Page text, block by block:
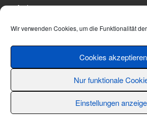
Wir verwenden Cookies, um die Funktionalität
Cookies akzeptieren
Nur funktionale
Einstellungen
Archiv
© 2001 - 2026 Thomas Hönemann –